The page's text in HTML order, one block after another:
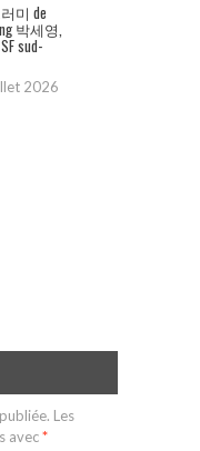
미 de
박세영,
sud-
2026
Les
avec*